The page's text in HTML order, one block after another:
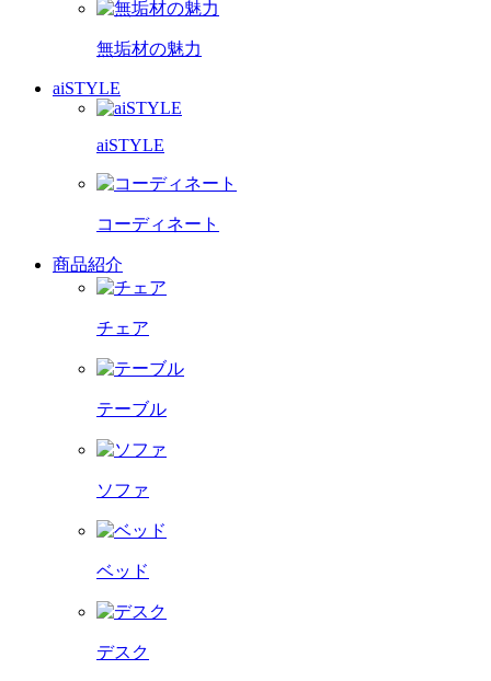
無垢材の魅力
aiSTYLE
aiSTYLE
コーディネート
商品紹介
チェア
テーブル
ソファ
ベッド
デスク